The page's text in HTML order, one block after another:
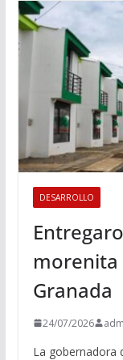
DESARROLLO
morenita
Granada
24/07/2026
La gobernadora